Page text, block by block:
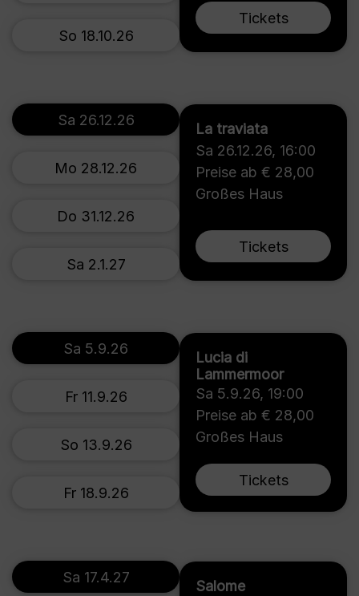
Tickets
So 18.10.26
La traviata
Sa 26.12.26, 16:00
Preise ab € 28,00
Großes Haus
Tickets
Sa 26.12.26
Mo 28.12.26
Do 31.12.26
Sa 2.1.27
Lucia di
Lammermoor
Sa 5.9.26, 19:00
Preise ab € 28,00
Großes Haus
Tickets
Sa 5.9.26
Fr 11.9.26
So 13.9.26
Fr 18.9.26
Salome
Sa 17.4.27